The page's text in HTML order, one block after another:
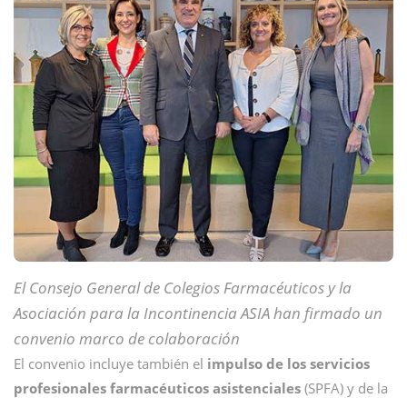
El Consejo General de Colegios Farmacéuticos y la
Asociación para la Incontinencia ASIA han firmado un
convenio marco de colaboración
El convenio incluye también el impulso de los servicios
profesionales farmacéuticos asistenciales (SPFA) y de la